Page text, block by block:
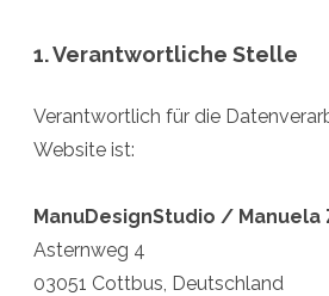
1. Verantwortliche Stelle
Verantwortlich für die
Website ist:
ManuDesignStudio / Manuela
Asternweg 4
03051 Cottbus, Deutschland